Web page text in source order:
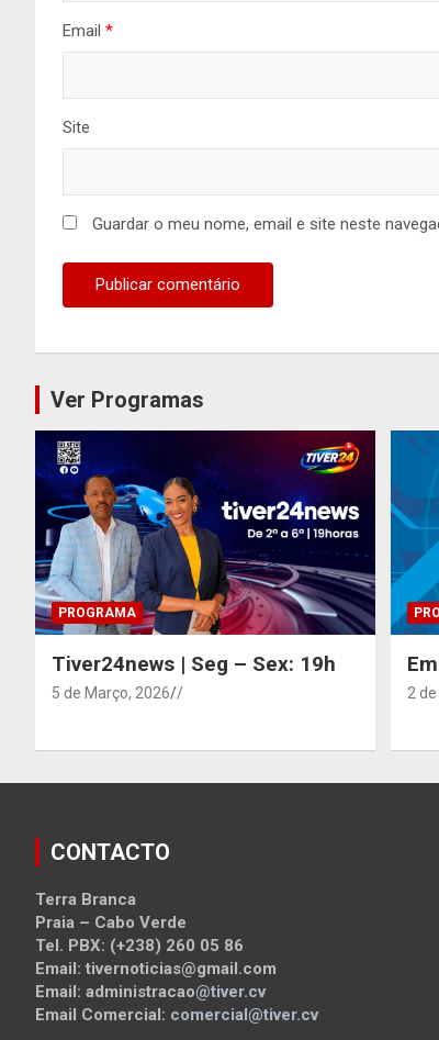
Email *
Site
Guardar o meu nome, email e site neste
Ver Programas
PROGRAMA
Tiver24news | Seg – Sex: 19h
5 de Março, 2026 / 2
CONTACTO
Terra Branca
Praia – Cabo Verde
Tel. PBX: (+238) 260 05 86
Email: tivernoticias@gmail.com
Email: administracao@tiver.cv
Email Comercial: comercial@tiver.cv